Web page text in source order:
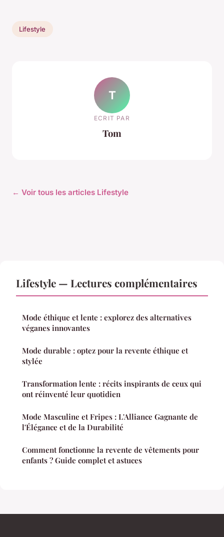
Lifestyle
T
ECRIT PAR
Tom
← Voir tous les articles Lifestyle
Lifestyle — Lectures complémentaires
Mode éthique et lente : explorez des alternatives
véganes innovantes
Mode durable : optez pour la revente éthique et
stylée
Transformation lente : récits inspirants de ceux qui
ont réinventé leur quotidien
Mode Masculine et Fripes : L'Alliance Gagnante de
l'Élégance et de la Durabilité
Comment fonctionne la revente de vêtements pour
enfants ? Guide complet et astuces